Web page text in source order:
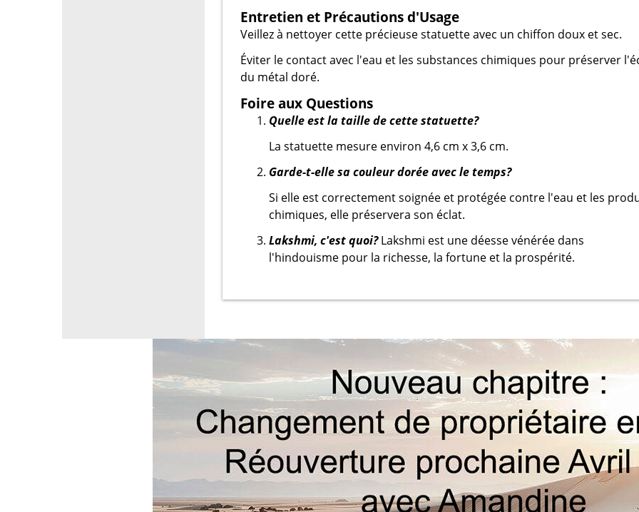
Entretien et Précautions d'Usage
Veillez à nettoyer cette précieuse statuette avec un chiffon doux et sec.
Éviter le contact avec l'eau et les substances chimiques pour préserver
du métal doré.
Foire aux Questions
Quelle est la taille de cette statuette?
La statuette mesure environ 4,6 cm x 3,6 cm.
Garde-t-elle sa couleur dorée avec le temps?
Si elle est correctement soignée et protégée contre l'eau et les
chimiques, elle préservera son éclat.
Lakshmi, c'est quoi?Lakshmi est une déesse vénérée dans
l'hindouisme pour la richesse, la fortune et la prospérité.